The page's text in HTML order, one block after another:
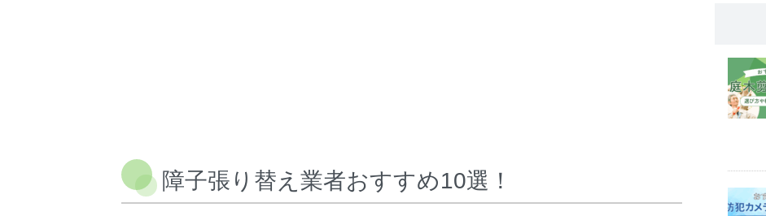
障子張り替え業者おすすめ10選！